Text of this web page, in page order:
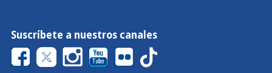
Suscríbete a nuestros canales